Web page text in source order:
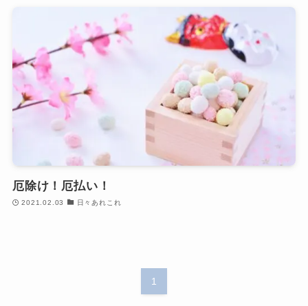
厄除け！厄払い！
2021.02.03 日々あれこれ
1